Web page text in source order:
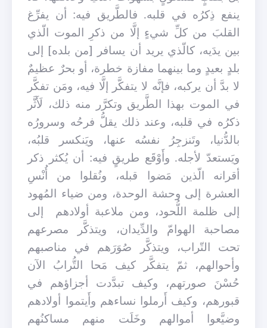
ينفع ذِكرُه في قلبه. فالطَّريق فيه: أن يفرِّغ
القلبَ من كلِّ شيءٍ إلَّا من ذكرِ الموت الّذي
بين يدَيه، كالّذي يريد أن يسافر [من بلده] إلى
بلدٍ بعيدٍ وما بينهما مفازة خطرة، أو بحرٌ عظيمٌ
لا بدَّ أن يركبه، فإنَّه لا يتفكَّر إلَّا فيه، ومَن تفكَّر
في الموت بهذا الطَّريق وتكرَّر منه ذلك، لَأَثَّر
ذكرُه في قلبه، وعند ذلك يقلُّ فرحُه وسرورُه
بالدُّنيا، وتَنزجِرُ نفسُه عنها، ويَنكسر قلبُه،
ويَستعدّ لأجله. وأَوْقَع طريقٍ فيه: أن يُكثر ذكر
أقرانه الّذين مَضوا قبله، ونُقلوا من أُنْسِ
العشرة إلى وحشة الوحدة، ومن ضياء المُهود
إلى ظلمة اللُّحود، ومن ملاعبة أولادهم
إلى
مصاحبة الهوامّ والدِّيدان، ويتذكَّر مصرعهم
تحت التّراب، ويتذكَّر صُوَرَهم في مناصبهم
وأحوالهم، ثمّ يتفكَّر كيف مَحا التُّرابُ الآن
حُسْنَ صورتهم، وكيف تبدَّدت أجزاؤهم في
قبورهم، وكيف أَرملوا نساءهم وأَيتموا أولادهم
وضيَّعوا أموالهم وخَلَت منهم مساكنُهم